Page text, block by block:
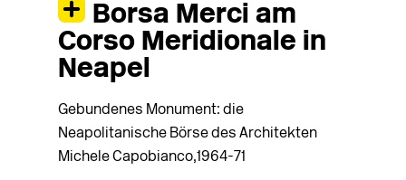
Borsa Merci am
Corso Meridionale in
Neapel
Gebundenes Monument: die
Neapolitanische Börse des Architekten
Michele Capobianco,1964-71